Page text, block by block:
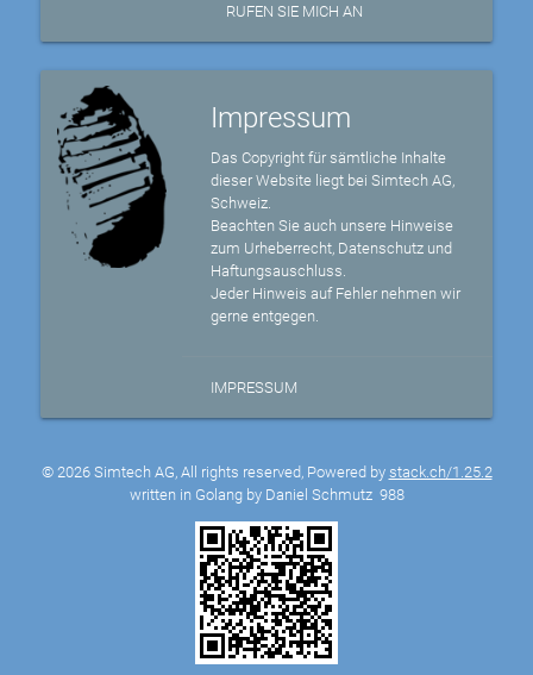
RUFEN SIE MICH AN
Impressum
Das Copyright für sämtliche Inhalte
dieser Website liegt bei Simtech AG,
Schweiz.
Beachten Sie auch unsere Hinweise
zum Urheberrecht, Datenschutz und
Haftungsauschluss.
Jeder Hinweis auf Fehler nehmen wir
gerne entgegen.
IMPRESSUM
© 2026 Simtech AG, All rights reserved, Powered by stack.ch/1.25.2
written in Golang by Daniel Schmutz 988